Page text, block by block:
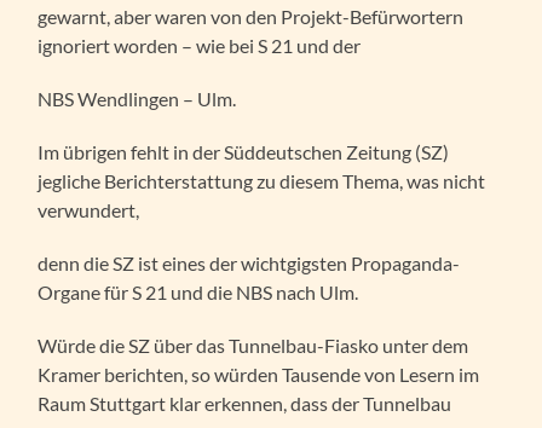
gewarnt, aber waren von den Projekt-Befürwortern
ignoriert worden – wie bei S 21 und der
NBS Wendlingen – Ulm.
Im übrigen fehlt in der Süddeutschen Zeitung (SZ)
jegliche Berichterstattung zu diesem Thema, was nicht
verwundert,
denn die SZ ist eines der wichtgigsten Propaganda-
Organe für S 21 und die NBS nach Ulm.
Würde die SZ über das Tunnelbau-Fiasko unter dem
Kramer berichten, so würden Tausende von Lesern im
Raum Stuttgart klar erkennen, dass der Tunnelbau